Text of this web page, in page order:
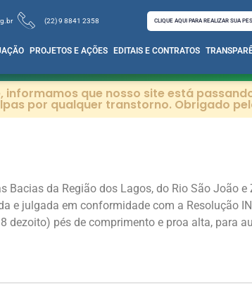
(22) 9 8841 2358 CLIQUE AQUI PARA REALIZAR SUA
PROJETOS E AÇÕES EDITAIS E CONTRATOS
informamos que nosso site está
por qualquer transtorno. Obrigado
Bacias da Região dos Lagos, do Rio São João
e julgada em conformidade com a Resolução
dezoito) pés de comprimento e proa alta, para